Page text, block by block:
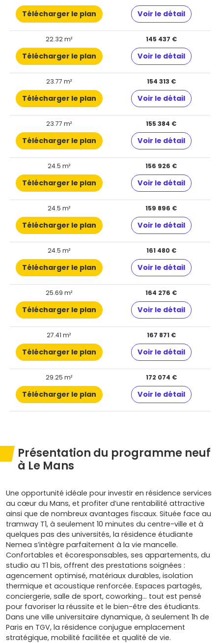
Télécharger le plan Voir le détail
22.32 m² 145 437 €
Télécharger le plan Voir le détail
23.77 m² 154 313 €
Télécharger le plan Voir le détail
23.77 m² 155 384 €
Télécharger le plan Voir le détail
24.5 m² 156 926 €
Télécharger le plan Voir le détail
24.5 m² 159 896 €
Télécharger le plan Voir le détail
24.5 m² 161 480 €
Télécharger le plan Voir le détail
25.69 m² 164 276 €
Télécharger le plan Voir le détail
27.41 m² 167 871 €
Télécharger le plan Voir le détail
29.25 m² 172 074 €
Télécharger le plan Voir le détail
Présentation du programme neuf
à Le Mans
Une opportunité idéale pour investir en résidence services
au cœur du Mans, et profiter d’une rentabilité attractive
ainsi que de nombreux avantages fiscaux. Située face au
tramway T1, à seulement 10 minutes du centre-ville et à
quelques pas des universités, la résidence étudiante
Nemea s’intègre parfaitement à la vie mancelle.
Confortables et écoresponsables, ses appartements, du
studio au T1 bis, offrent des prestations soignées :
agencement optimisé, matériaux durables, isolation
thermique et acoustique renforcée. Espaces partagés,
conciergerie, salle de sport, coworking… tout est pensé
pour favoriser la réussite et le bien-être des étudiants.
Dans une ville universitaire dynamique, à seulement 1h de
Paris en TGV, la résidence conjugue emplacement
stratégique, mobilité facilitée et qualité de vie.